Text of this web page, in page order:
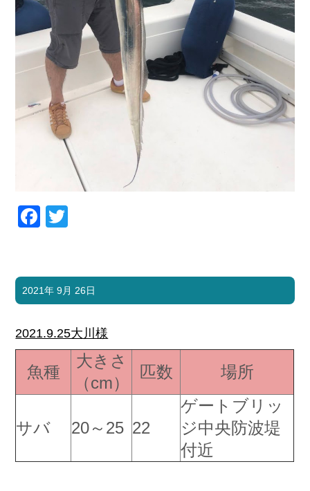
Facebook
2021年 9月 26日
2021.9.25大川様
魚種
大きさ
（cm）
匹数 場所
サバ 20～25 22
ゲートブリッ
ジ中央防波堤
付近